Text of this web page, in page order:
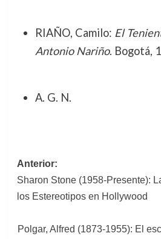
RIAÑO, Camilo: El
Antonio Nariño. Bogotá,
A. G. N.
Navegación
de
entradas
Anterior:
Sharon Stone (1958-Presente):
los Estereotipos en Hollywood
Polgar, Alfred (1873-1955): El